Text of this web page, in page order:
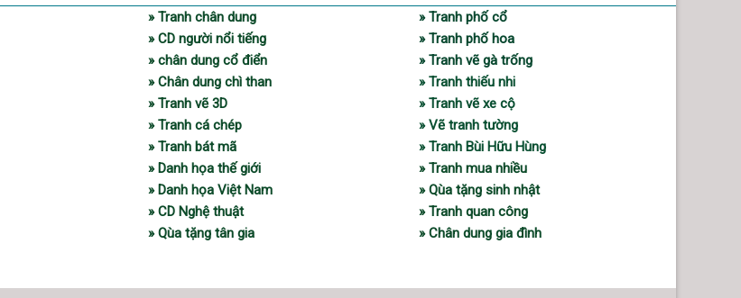
» Tranh chân dung
» CD người nổi tiếng
» chân dung cổ điển
» Chân dung chì than
» Tranh vẽ 3D
» Tranh cá chép
» Tranh bát mã
» Danh họa thế giới
» Danh họa Việt Nam
» CD Nghệ thuật
» Qùa tặng tân gia
» Tranh phố cổ
» Tranh phố hoa
» Tranh vẽ gà trống
» Tranh thiếu nhi
» Tranh vẽ xe cộ
» Vẽ tranh tường
» Tranh Bùi Hữu Hùng
» Tranh mua nhiều
» Qùa tặng sinh nhật
» Tranh quan công
» Chân dung gia đình